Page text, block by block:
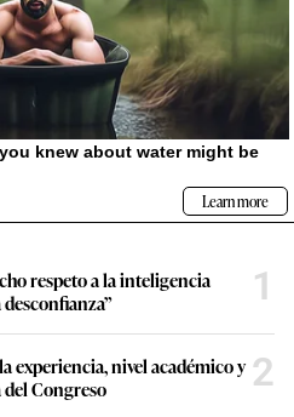
respeto a la inteligencia
1
experiencia, nivel académico y
del Congreso
2